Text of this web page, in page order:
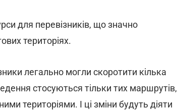
для перевізників, що значно
територіях.
легально могли скоротити кілька
стосуються тільки тих маршрутів,
територіями. І ці зміни будуть діяти